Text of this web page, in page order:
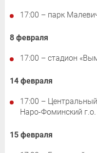
17:00 – парк
8 февраля
17:00 – стадион
14 февраля
17:00 –
Наро-Фоминский г.о.
15 февраля